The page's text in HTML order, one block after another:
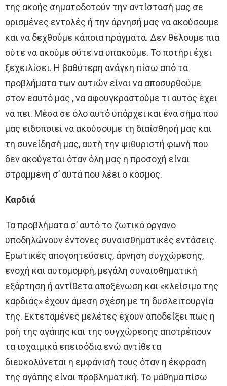
της ακοής σηματοδοτούν την αντίστασή μας σε
ορισμένες εντολές ή την άρνησή μας να ακούσουμε
και να δεχθούμε κάποια πράγματα. Δεν θέλουμε πια
ούτε να ακούμε ούτε να υπακούμε. Το ποτήρι έχει
ξεχειλίσει. Η βαθύτερη ανάγκη πίσω από τα
προβλήματα των αυτιών είναι να αποσυρθούμε
στον εαυτό μας , να αφουγκραστούμε τι αυτός έχει
να πει. Μέσα σε όλο αυτό υπάρχει και ένα σήμα που
μας ειδοποιεί να ακούσουμε τη διαίσθησή μας και
τη συνείδησή μας, αυτή την ψιθυριστή φωνή που
δεν ακούγεται όταν όλη μας η προσοχή είναι
στραμμένη σ’ αυτά που λέει ο κόσμος.
Καρδιά
Τα προβλήματα σ’ αυτό το ζωτικό όργανο
υποδηλώνουν έντονες συναισθηματικές εντάσεις.
Ερωτικές απογοητεύσεις, άρνηση συγχώρεσης,
ενοχή και αυτομομφή, μεγάλη συναισθηματική
εξάρτηση ή αντίθετα αποξένωση και «κλείσιμο της
καρδιάς» έχουν άμεση σχέση με τη δυσλειτουργία
της. Εκτεταμένες μελέτες έχουν αποδείξει πως η
ροή της αγάπης και της συγχώρεσης αποτρέπουν
τα ισχαιμικά επεισόδια ενώ αντίθετα
διευκολύνεται η εμφάνισή τους όταν η έκφραση
της αγάπης είναι προβληματική. Το μάθημα πίσω